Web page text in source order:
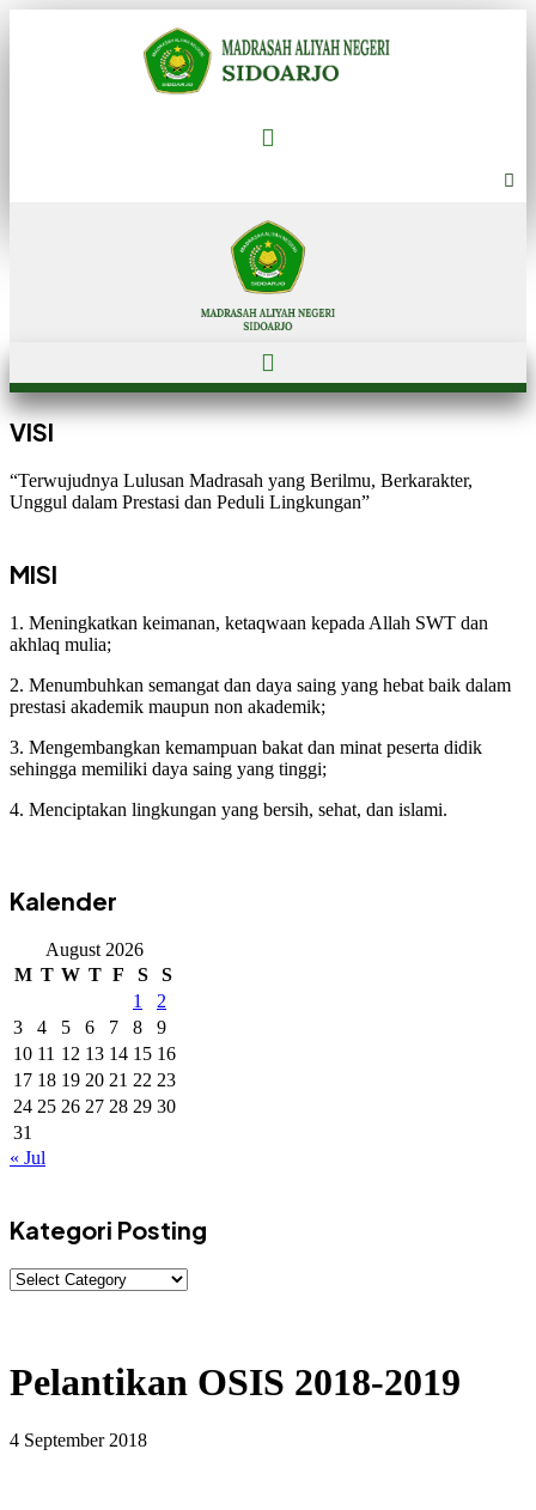
Menu
Menu
VISI
“Terwujudnya Lulusan Madrasah yang Berilmu, Berkarakter,
Unggul dalam Prestasi dan Peduli Lingkungan”
MISI
1. Meningkatkan keimanan, ketaqwaan kepada Allah SWT dan
akhlaq mulia;
2. Menumbuhkan semangat dan daya saing yang hebat baik dalam
prestasi akademik maupun non akademik;
3. Mengembangkan kemampuan bakat dan minat peserta didik
sehingga memiliki daya saing yang tinggi;
4. Menciptakan lingkungan yang bersih, sehat, dan islami.
Kalender
August 2026
M T W T F S
S
1
2
3
4 5 6 7 8
9
10 11 12 13 14 15 16
17 18 19 20 21 22 23
24 25 26 27 28 29 30
31
« Jul
Kategori Posting
Kategori
Pelantikan OSIS 2018-2019
4 September 2018